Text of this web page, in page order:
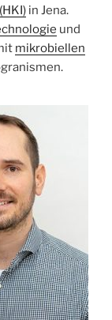
in Jena.
und
mikrobiellen